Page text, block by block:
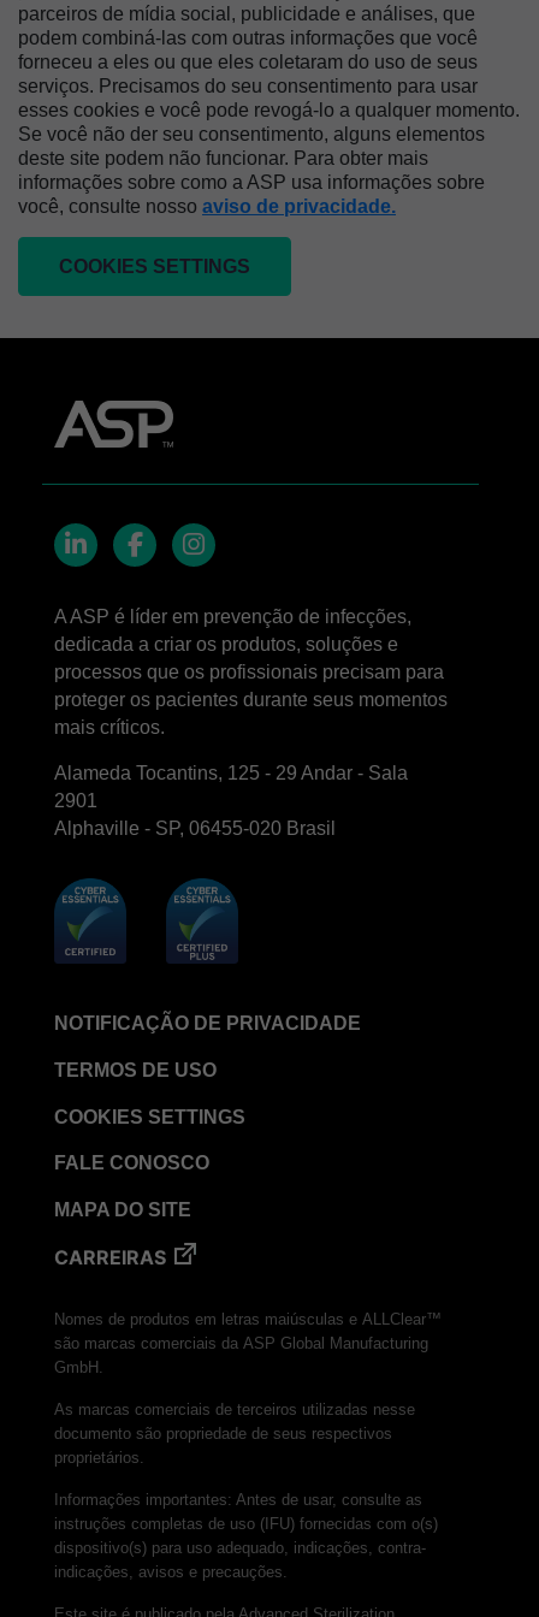
parceiros de mídia social, publicidade e análises, que
podem combiná-las com outras informações que você
forneceu a eles ou que eles coletaram do uso de seus
serviços. Precisamos do seu consentimento para usar
esses cookies e você pode revogá-lo a qualquer momento.
Se você não der seu consentimento, alguns elementos
deste site podem não funcionar. Para obter mais
informações sobre como a ASP usa informações sobre
você, consulte nosso aviso de privacidade.
COOKIES SETTINGS
A ASP é líder em prevenção de infecções,
dedicada a criar os produtos, soluções e
processos que os profissionais precisam para
proteger os pacientes durante seus momentos
mais críticos.
Alameda Tocantins, 125 - 29 Andar - Sala
2901
Alphaville - SP, 06455-020 Brasil
NOTIFICAÇÃO DE PRIVACIDADE
TERMOS DE USO
COOKIES SETTINGS
FALE CONOSCO
MAPA DO SITE
CARREIRAS
Nomes de produtos em letras maiúsculas e ALLClear™
são marcas comerciais da ASP Global Manufacturing
GmbH.
As marcas comerciais de terceiros utilizadas nesse
documento são propriedade de seus respectivos
proprietários.
Informações importantes: Antes de usar, consulte as
instruções completas de uso (IFU) fornecidas com o(s)
dispositivo(s) para uso adequado, indicações, contra-
indicações, avisos e precauções.